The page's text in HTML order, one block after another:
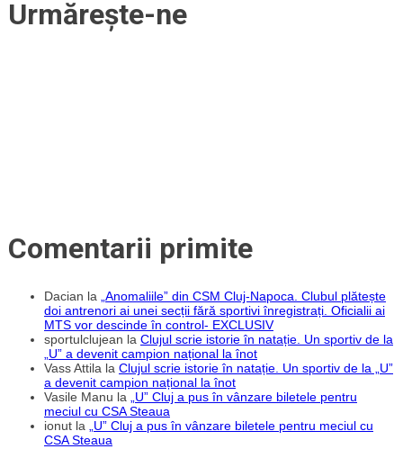
Urmărește-ne
Comentarii primite
Dacian la „Anomaliile” din CSM Cluj-Napoca. Clubul plătește
doi antrenori ai unei secții fără sportivi înregistrați. Oficialii ai
MTS vor descinde în control- EXCLUSIV
sportulclujean la Clujul scrie istorie în natație. Un sportiv de la
„U” a devenit campion național la înot
Vass Attila la Clujul scrie istorie în natație. Un sportiv de la „U”
a devenit campion național la înot
Vasile Manu la „U” Cluj a pus în vânzare biletele pentru
meciul cu CSA Steaua
ionut la „U” Cluj a pus în vânzare biletele pentru meciul cu
CSA Steaua